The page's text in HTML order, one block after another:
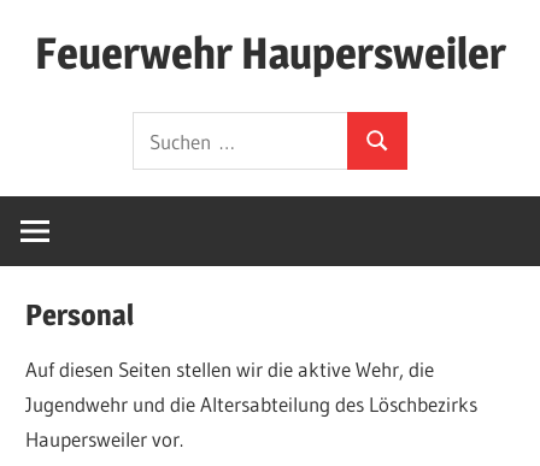
InhaltFeuerwehr Haupersweiler
Webseite
Freiwilligen
Löschbezirk
Haupersweiler.
Wir
nach:
Suchen
Personal
Auf diesen Seiten stellen wir die aktive Wehr, die
Jugendwehr und die Altersabteilung des Löschbezirks
Haupersweiler vor.